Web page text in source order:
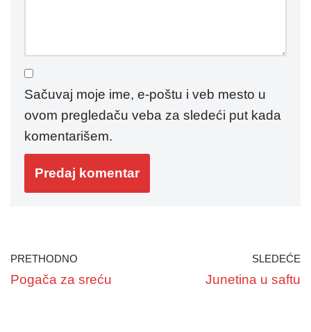
Sačuvaj moje ime, e-poštu i veb mesto u
ovom pregledaču veba za sledeći put kada
komentarišem.
PRETHODNO
Pogača za sreću
SLEDEĆE
Junetina u saftu